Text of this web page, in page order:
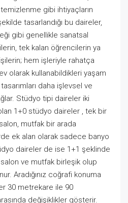
gibi ihtiyaçların
tasarlandığı bu daireler,
gibi genellikle sanatsal
tek kalan öğrencilerin ya
hem işleriyle rahatça
olarak kullanabildikleri yaşam
tasarımları daha işlevsel ve
Stüdyo tipi daireler iki
1+0 stüdyo daireler
, tek bir
mutfak bir arada
ek alan olarak sadece banyo
daireler de ise 1+1 şeklinde
ve mutfak birleşik olup
Aradığınız coğrafi konuma
30 metrekare ile 90
değişiklikler gösterir.